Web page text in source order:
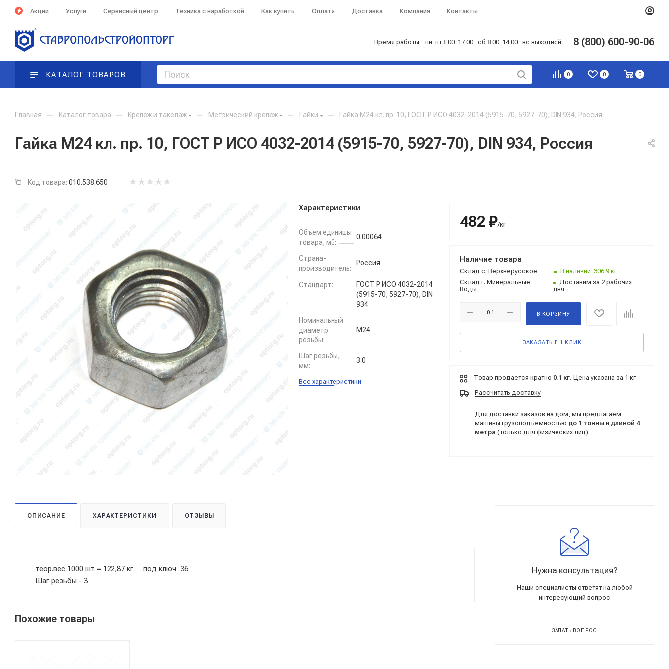
Акции Услуги Сервисный центр Техника с наработкой Как купить Оплата Доставка Компания Контакты
Время работы: пн-пт 8:00-17:00 сб 8:00-14:00 вс выходной 8 (800) 600-90-06
0 0 0
КАТАЛОГ ТОВАРОВ
Главная — Каталог товара — Крепеж и такелаж — Метрический крепеж — Гайки — Гайка М24 кл. пр. 10, ГОСТ Р ИСО 4032-2014 (5915-70, 5927-70), DIN 934, Россия
Гайка М24 кл. пр. 10, ГОСТ Р ИСО 4032-2014 (5915-70, 5927-70), DIN 934, Россия
Код товара: 010.538.650
Характеристики
Объем единицы
товара, м3:
0.00064
Страна-
производитель:
Россия
Стандарт:
ГОСТ Р ИСО 4032-2014
(5915-70, 5927-70), DIN
934
Номинальный
диаметр
резьбы:
М24
Шаг резьбы,
мм:
3.0
Все характеристики
482 ₽/кг
Наличие товара
Склад с. Верхнерусское
В наличии: 306.9 кг
Склад г. Минеральные
Воды
Доставим за 2 рабочих
дня
В КОРЗИНУ
ЗАКАЗАТЬ В 1 КЛИК
Товар продается кратно 0.1 кг. Цена указана за 1 кг
Рассчитать доставку
Для доставки заказов на дом, мы предлагаем
машины грузоподъемностью до 1 тонны и длиной 4
метра (только для физических лиц)
ОПИСАНИЕ ХАРАКТЕРИСТИКИ ОТЗЫВЫ
теор.вес 1000 шт = 122,87 кг под ключ 36
Шаг резьбы - 3
Похожие товары
Нужна консультация?
Наши специалисты ответят на любой
интересующий вопрос
ЗАДАТЬ ВОПРОС